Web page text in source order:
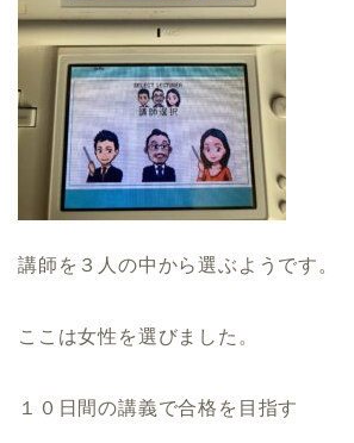
講師を３人の中から選ぶようです。
ここは女性を選びました。
１０日間の講義で合格を目指す